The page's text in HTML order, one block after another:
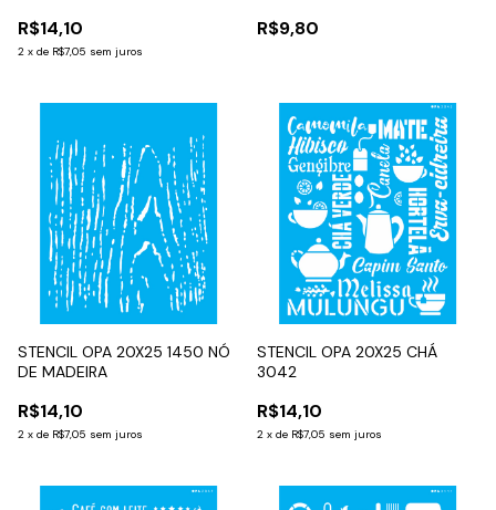
R$14,10
2 x de R$7,05 sem juros
R$9,80
STENCIL OPA 20X25 1450 NÓ
DE MADEIRA
R$14,10
2 x de R$7,05 sem juros
STENCIL OPA 20X25 CHÁ
3042
R$14,10
2 x de R$7,05 sem juros